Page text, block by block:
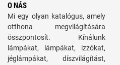
O NÁS
Mi egy olyan katalógus, amely
otthona megvilágítására
összpontosít. Kínálunk
lámpákat, lámpákat, izzókat,
jéglámpákat, díszvilágítást,